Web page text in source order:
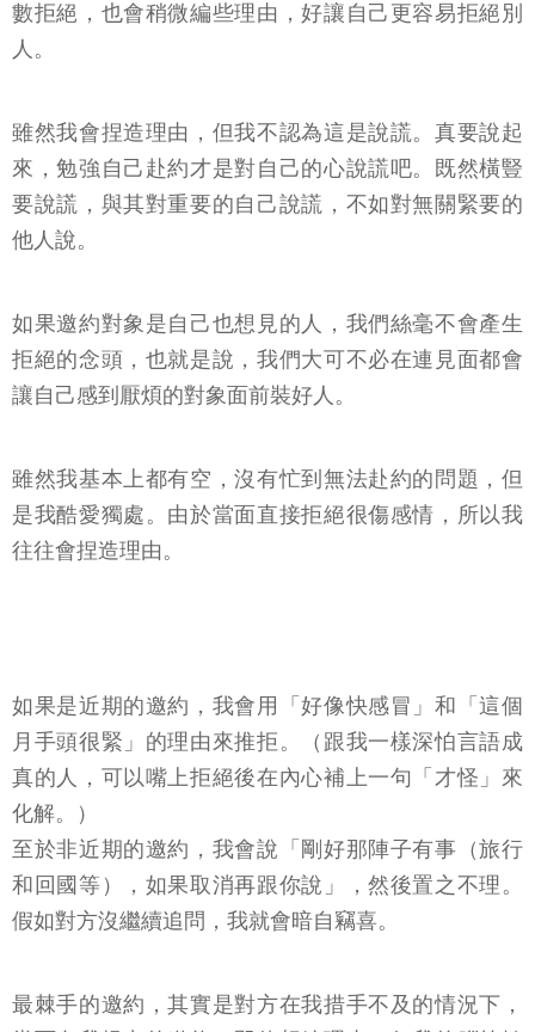
數拒絕，也會稍微編些理由，好讓自己更容易拒絕別
人。
雖然我會捏造理由，但我不認為這是說謊。真要說起
來，勉強自己赴約才是對自己的心說謊吧。既然橫豎
要說謊，與其對重要的自己說謊，不如對無關緊要的
他人說。
如果邀約對象是自己也想見的人，我們絲毫不會產生
拒絕的念頭，也就是說，我們大可不必在連見面都會
讓自己感到厭煩的對象面前裝好人。
雖然我基本上都有空，沒有忙到無法赴約的問題，但
是我酷愛獨處。由於當面直接拒絕很傷感情，所以我
往往會捏造理由。
如果是近期的邀約，我會用「好像快感冒」和「這個
月手頭很緊」的理由來推拒。（跟我一樣深怕言語成
真的人，可以嘴上拒絕後在內心補上一句「才怪」來
化解。）
至於非近期的邀約，我會說「剛好那陣子有事（旅行
和回國等），如果取消再跟你說」，然後置之不理。
假如對方沒繼續追問，我就會暗自竊喜。
最棘手的邀約，其實是對方在我措手不及的情況下，